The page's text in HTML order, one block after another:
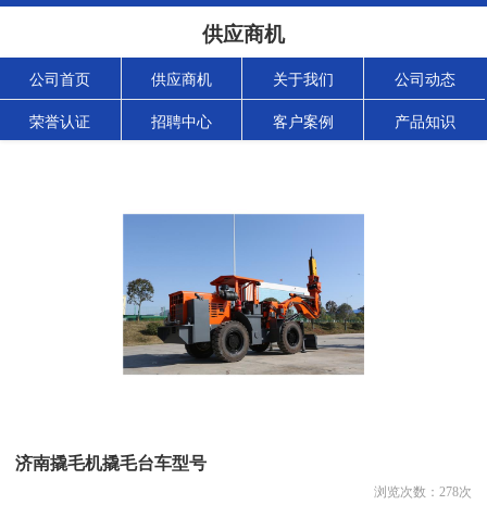
供应商机
公司首页 供应商机 关于我们 公司动态
荣誉认证 招聘中心 客户案例 产品知识
济南撬毛机撬毛台车型号
浏览次数： 278次